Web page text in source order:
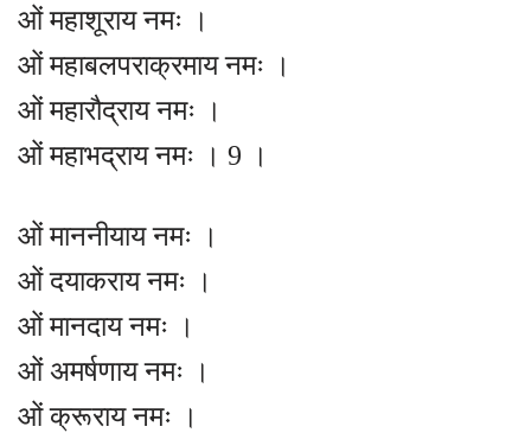
ओं महाशूराय नमः ।
ओं महाबलपराक्रमाय नमः ।
ओं महारौद्राय नमः ।
ओं महाभद्राय नमः । 9 ।
ओं माननीयाय नमः ।
ओं दयाकराय नमः ।
ओं मानदाय नमः ।
ओं अमर्षणाय नमः ।
ओं क्रूराय नमः ।